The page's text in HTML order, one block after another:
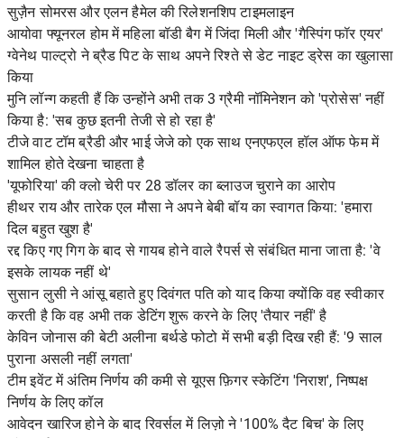
सुज़ैन सोमरस और एलन हैमेल की रिलेशनशिप टाइमलाइन
आयोवा फ्यूनरल होम में महिला बॉडी बैग में जिंदा मिली और 'गैस्पिंग फॉर एयर'
ग्वेनेथ पाल्ट्रो ने ब्रैड पिट के साथ अपने रिश्ते से डेट नाइट ड्रेस का खुलासा
किया
मुनि लॉन्ग कहती हैं कि उन्होंने अभी तक 3 ग्रैमी नॉमिनेशन को 'प्रोसेस' नहीं
किया है: 'सब कुछ इतनी तेजी से हो रहा है'
टीजे वाट टॉम ब्रैडी और भाई जेजे को एक साथ एनएफएल हॉल ऑफ फेम में
शामिल होते देखना चाहता है
'यूफोरिया' की क्लो चेरी पर 28 डॉलर का ब्लाउज चुराने का आरोप
हीथर राय और तारेक एल मौसा ने अपने बेबी बॉय का स्वागत किया: 'हमारा
दिल बहुत खुश है'
रद्द किए गए गिग के बाद से गायब होने वाले रैपर्स से संबंधित माना जाता है: 'वे
इसके लायक नहीं थे'
सुसान लुसी ने आंसू बहाते हुए दिवंगत पति को याद किया क्योंकि वह स्वीकार
करती है कि वह अभी तक डेटिंग शुरू करने के लिए 'तैयार नहीं' है
केविन जोनास की बेटी अलीना बर्थडे फोटो में सभी बड़ी दिख रही हैं: '9 साल
पुराना असली नहीं लगता'
टीम इवेंट में अंतिम निर्णय की कमी से यूएस फ़िगर स्केटिंग 'निराश', निष्पक्ष
निर्णय के लिए कॉल
आवेदन खारिज होने के बाद रिवर्सल में लिज़ो ने '100% दैट बिच' के लिए